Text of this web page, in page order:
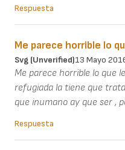
Respuesta
Me parece horrible lo
Svg (unverified)13 Mayo
Me parece horrible lo que
refugiada la tiene que
que inumano ay que ser ,
Respuesta